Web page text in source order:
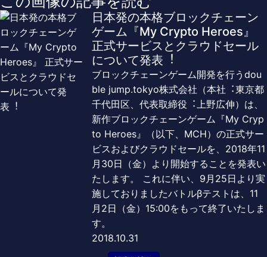
⽇本発の本格ブロックチェーン
ゲーム『My Crypto Heroes』
正式サービスとクラウドセール
について発表︕
ブロックチェーンゲーム開発を⾏うdou
ble jump.tokyo株式会社（本社︓東京都
千代⽥区、代表取締役︓上野広伸）は、
新作ブロックチェーンゲーム『My Cryp
to Heroes』（以下、MCH）の正式サー
ビスおよびクラウドセールを、2018年11
⽉30⽇（⾦）より開始することを発表い
たします。 これに伴い、9⽉25⽇より実
施しておりましたバトルβテストは、11
⽉2⽇（⾦）15:00をもって終了いたしま
す。
2018.10.31